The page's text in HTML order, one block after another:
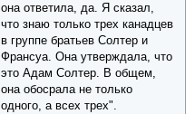
она ответила, да. Я сказал,
что знаю только трех канадцев
в группе братьев Солтер и
Франсуа. Она утверждала, что
это Адам Солтер. В общем,
она обосрала не только
одного, а всех трех".